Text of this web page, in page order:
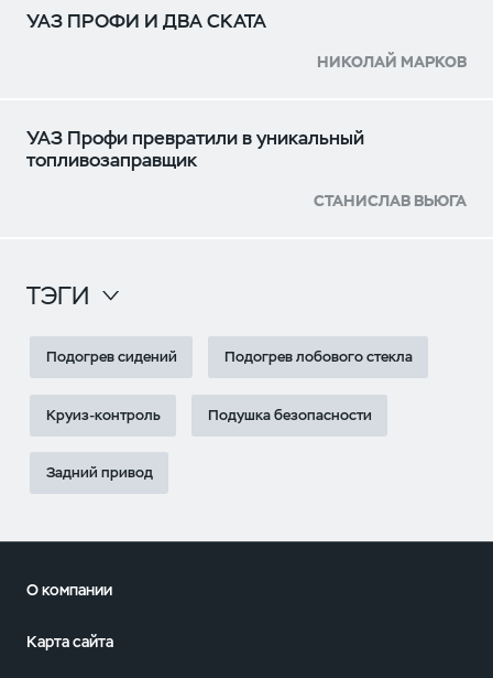
УАЗ ПРОФИ И ДВА СКАТА
НИКОЛАЙ МАРКОВ
УАЗ Профи превратили в уникальный
топливозаправщик
СТАНИСЛАВ ВЬЮГА
ТЭГИ
Подогрев сидений Подогрев лобового стекла
Круиз-контроль Подушка безопасности
Задний привод
О компании
Карта сайта